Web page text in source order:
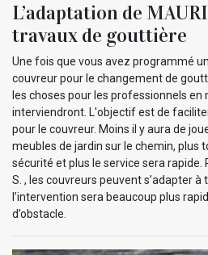
L’adaptation de
travaux de gouttière
Une fois que vous avez programmé
couvreur pour le changement de
les choses pour les professionnels en
interviendront. L'objectif est de
pour le couvreur. Moins il y aura de
meubles de jardin sur le chemin, plus
sécurité et plus le service sera rapide.
S. , les couvreurs peuvent s’adapter
l’intervention sera beaucoup plus
d’obstacle.